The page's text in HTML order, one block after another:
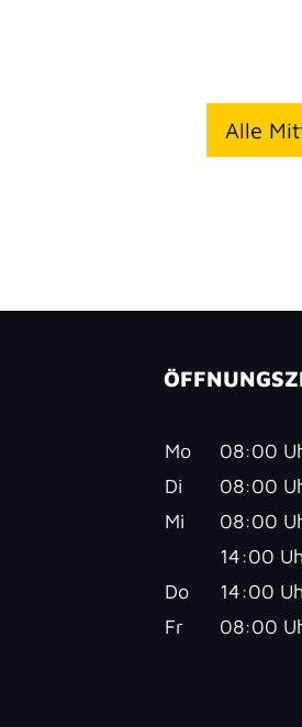
Alle
Mo
08:00
Di
08:00
Mi
08:00
14:00
Do
14:00
Fr
08:00